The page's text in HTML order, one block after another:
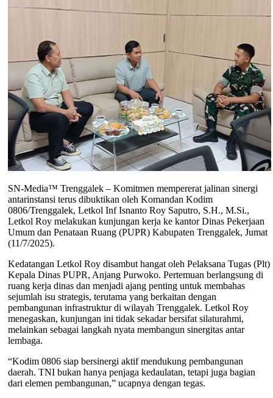
SN-Media™ Trenggalek – Komitmen mempererat jalinan sinergi
antarinstansi terus dibuktikan oleh Komandan Kodim
0806/Trenggalek, Letkol Inf Isnanto Roy Saputro, S.H., M.Si.,
Letkol Roy melakukan kunjungan kerja ke kantor Dinas Pekerjaan
Umum dan Penataan Ruang (PUPR) Kabupaten Trenggalek, Jumat
(11/7/2025).
Kedatangan Letkol Roy disambut hangat oleh Pelaksana Tugas (Plt)
Kepala Dinas PUPR, Anjang Purwoko. Pertemuan berlangsung di
ruang kerja dinas dan menjadi ajang penting untuk membahas
sejumlah isu strategis, terutama yang berkaitan dengan
pembangunan infrastruktur di wilayah Trenggalek. Letkol Roy
menegaskan, kunjungan ini tidak sekadar bersifat silaturahmi,
melainkan sebagai langkah nyata membangun sinergitas antar
lembaga.
“Kodim 0806 siap bersinergi aktif mendukung pembangunan
daerah. TNI bukan hanya penjaga kedaulatan, tetapi juga bagian
dari elemen pembangunan,” ucapnya dengan tegas.